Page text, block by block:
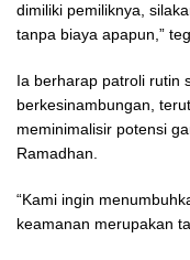
dimiliki pemiliknya,
tanpa biaya apapun,”
Ia berharap patroli rutin
berkesinambungan,
meminimalisir potensi
Ramadhan.
“Kami ingin
keamanan merupakan